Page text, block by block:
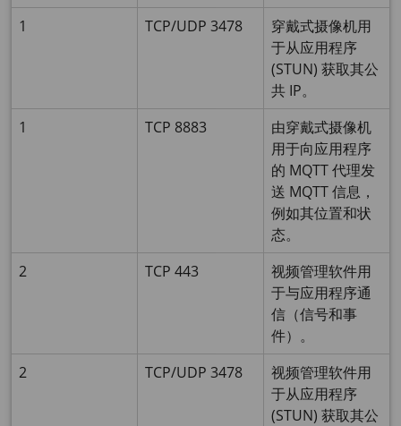
1
TCP/UDP 3478
穿戴式摄像机用
于从应用程序
(STUN) 获取其公
共 IP。
1
TCP 8883
由穿戴式摄像机
用于向应用程序
的 MQTT 代理发
送 MQTT 信息，
例如其位置和状
态。
2
TCP 443
视频管理软件用
于与应用程序通
信（信号和事
件）。
2
TCP/UDP 3478
视频管理软件用
于从应用程序
(STUN) 获取其公